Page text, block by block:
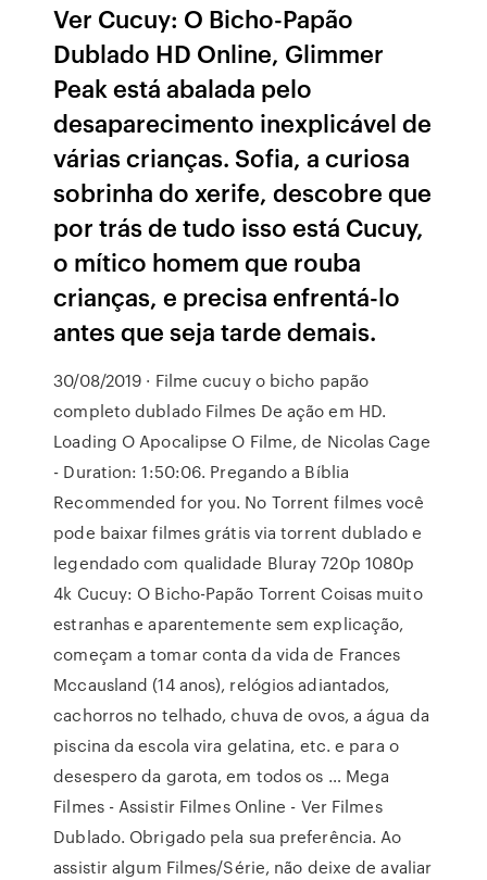
Ver Cucuy: O Bicho-Papão
Dublado HD Online, Glimmer
Peak está abalada pelo
desaparecimento inexplicável de
várias crianças. Sofia, a curiosa
sobrinha do xerife, descobre que
por trás de tudo isso está Cucuy,
o mítico homem que rouba
crianças, e precisa enfrentá-lo
antes que seja tarde demais.
30/08/2019 · Filme cucuy o bicho papão
completo dublado Filmes De ação em HD.
Loading O Apocalipse O Filme, de Nicolas Cage
- Duration: 1:50:06. Pregando a Bíblia
Recommended for you. No Torrent filmes você
pode baixar filmes grátis via torrent dublado e
legendado com qualidade Bluray 720p 1080p
4k Cucuy: O Bicho-Papão Torrent Coisas muito
estranhas e aparentemente sem explicação,
começam a tomar conta da vida de Frances
Mccausland (14 anos), relógios adiantados,
cachorros no telhado, chuva de ovos, a água da
piscina da escola vira gelatina, etc. e para o
desespero da garota, em todos os … Mega
Filmes - Assistir Filmes Online - Ver Filmes
Dublado. Obrigado pela sua preferência. Ao
assistir algum Filmes/Série, não deixe de avaliar